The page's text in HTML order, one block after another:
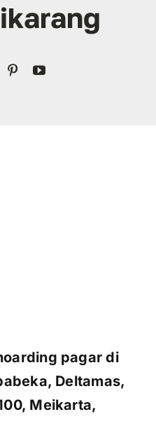
pagar di
Deltamas,
Meikarta,